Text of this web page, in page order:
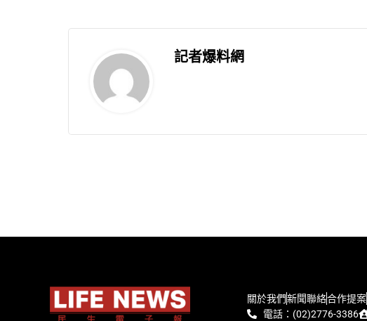
記者爆料網
關於我們新聞聯絡合作提案
電話：(02)2776-3386